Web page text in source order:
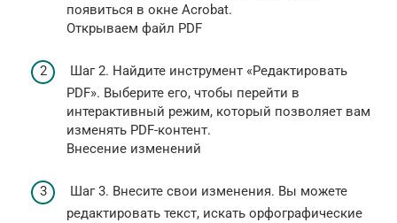
появиться в окне Acrobat.
Открываем файл PDF
Шаг 2. Найдите инструмент «Редактировать
PDF». Выберите его, чтобы перейти в
интерактивный режим, который позволяет вам
изменять PDF-контент.
Внесение изменений
Шаг 3. Внесите свои изменения. Вы можете
редактировать текст, искать орфографические